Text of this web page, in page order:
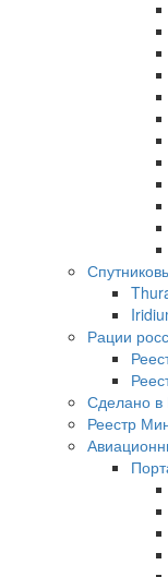
Рации
Сделано в
Реестр